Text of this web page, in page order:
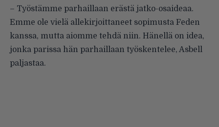
– Työstämme parhaillaan erästä jatko-osaideaa.
Emme ole vielä allekirjoittaneet sopimusta Feden
kanssa, mutta aiomme tehdä niin. Hänellä on idea,
jonka parissa hän parhaillaan työskentelee, Asbell
paljastaa.